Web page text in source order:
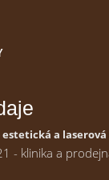
a
- klinika a